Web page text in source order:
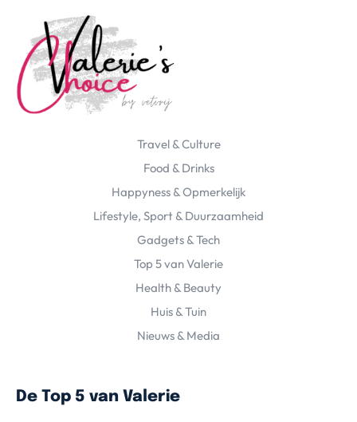
Travel & Culture
Food & Drinks
Happyness & Opmerkelijk
Lifestyle, Sport & Duurzaamheid
Gadgets & Tech
Top 5 van Valerie
Health & Beauty
Huis & Tuin
Nieuws & Media
De Top 5 van Valerie